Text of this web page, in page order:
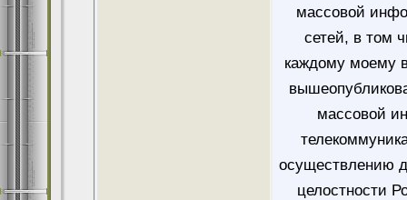
массовой
сетей, в том
каждому моему
массовой
осуществлению
целостности